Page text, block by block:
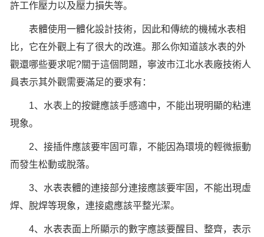
許工作壓力以及壓力損失等。
表體使用一體化設計技術，因此和傳統的機械水表相
比，它在外觀上有了很大的改進。那么你知道該水表的外
觀還哪些要求呢?關于這個問題，寧波市江北水表廠技術人
員表示其外觀需要滿足的要求有：
1、水表上的按鍵應該手感適中，不能出現明顯的粘連
現象。
2、接插件應該要牢固可靠，不能因為環境的輕微振動
而發生松動或脫落。
3、水表表體的連接部分連接應該要牢固，不能出現虛
焊、脫焊等現象，連接處應該平整光潔。
4、水表表面上所顯示的數字應該要醒目、整齊，表示